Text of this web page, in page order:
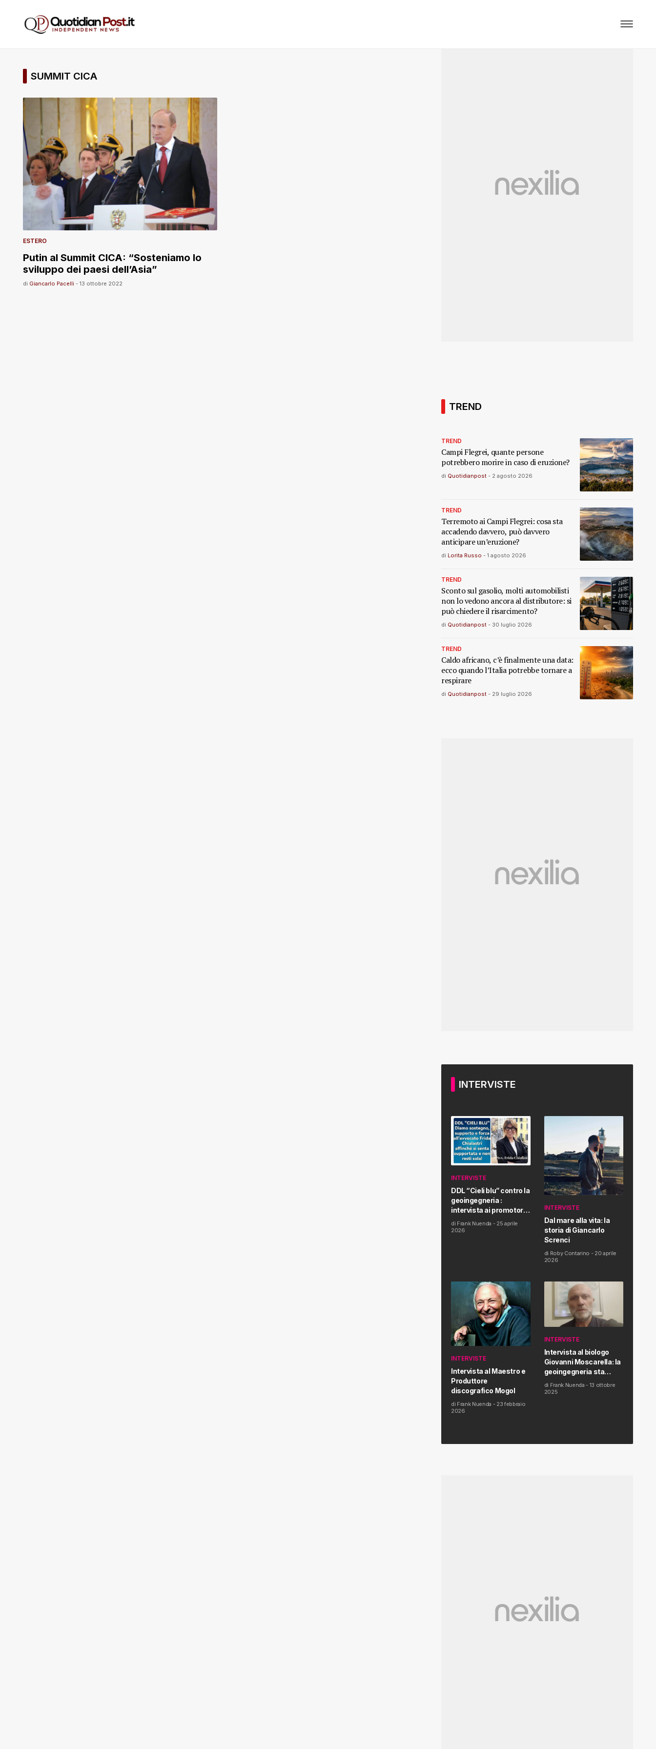
SUMMIT CICA
ESTERO
Putin al Summit CICA: “Sosteniamo lo
sviluppo dei paesi dell’Asia”
di Giancarlo Pacelli - 13 ottobre 2022
TREND
TREND
Campi Flegrei, quante persone
potrebbero morire in caso di eruzione?
di Quotidianpost - 2 agosto 2026
TREND
Terremoto ai Campi Flegrei: cosa sta
accadendo davvero, può davvero
anticipare un’eruzione?
di Lorita Russo - 1 agosto 2026
TREND
Sconto sul gasolio, molti automobilisti
non lo vedono ancora al distributore: si
può chiedere il risarcimento?
di Quotidianpost - 30 luglio 2026
TREND
Caldo africano, c’è finalmente una data:
ecco quando l’Italia potrebbe tornare a
respirare
di Quotidianpost - 29 luglio 2026
INTERVISTE
INTERVISTE
DDL “Cieli blu” contro la
geoingegneria :
intervista ai promotori
della tematica e della
Proposta di Legge
di Frank Nuenda - 25 aprile
2026
INTERVISTE
Dal mare alla vita: la
storia di Giancarlo
Screnci
di Roby Contarino - 20 aprile
2026
INTERVISTE
Intervista al Maestro e
Produttore
discografico Mogol
di Frank Nuenda - 23 febbraio
2026
INTERVISTE
Intervista al biologo
Giovanni Moscarella: la
geoingegneria sta
modificando il clima e la
salute dell’uomo
di Frank Nuenda - 13 ottobre
2025